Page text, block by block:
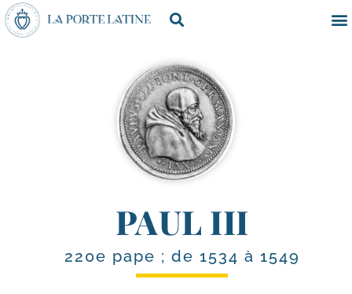
PAUL III
220e pape ; de 1534 à 1549